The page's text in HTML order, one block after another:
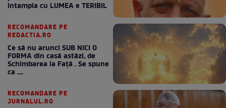
intampla cu LUMEA e TERIBIL
RECOMANDARE PE
REDACTIA.RO
Ce să nu arunci SUB NICI O
FORMA din casă astăzi, de
Schimbarea la Față . Se spune
ca ....
RECOMANDARE PE
JURNALUL.RO